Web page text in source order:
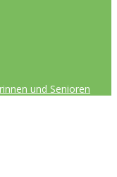
und Senioren